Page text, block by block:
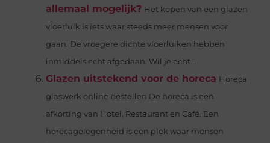
allemaal mogelijk? Het kopen van een glazen
vloerluik is iets waar steeds meer mensen voor
gaan. De vroegere dichte vloerluiken hebben
inmiddels echt afgedaan. Wil je echt...
Glazen uitstekend voor de horeca Horeca
glaswerk online bestellen De horeca is een
afkorting van Hotel, Restaurant en Café. Een
horecagelegenheid is een plek waar mensen